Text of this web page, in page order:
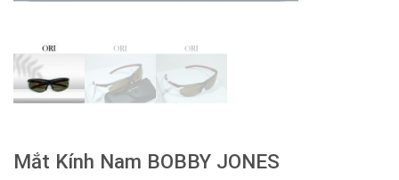
Mắt Kính Nam BOBBY JONES